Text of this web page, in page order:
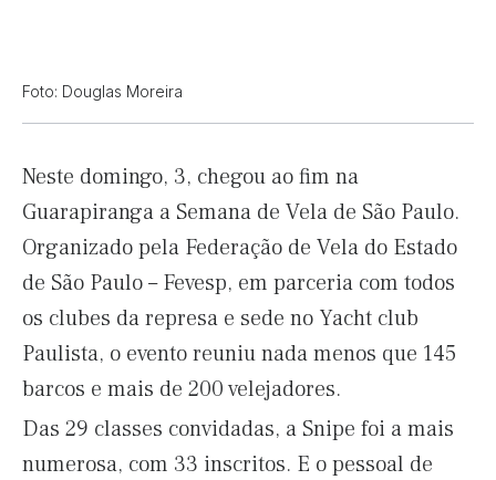
Foto: Douglas Moreira
Neste domingo, 3, chegou ao fim na
Guarapiranga a Semana de Vela de São Paulo.
Organizado pela Federação de Vela do Estado
de São Paulo – Fevesp, em parceria com todos
os clubes da represa e sede no Yacht club
Paulista, o evento reuniu nada menos que 145
barcos e mais de 200 velejadores.
Das 29 classes convidadas, a Snipe foi a mais
numerosa, com 33 inscritos. E o pessoal de